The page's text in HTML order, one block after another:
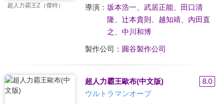
超人力霸王Z（傑特） 導演： 坂本浩一 武居正能、 田口清
隆
辻本貴則 越知靖、 內田直
之
中川和博
製作公司： 圓谷製作公司
超人力霸王歐布(中文版)
8.0
ウルトラマンオーブ